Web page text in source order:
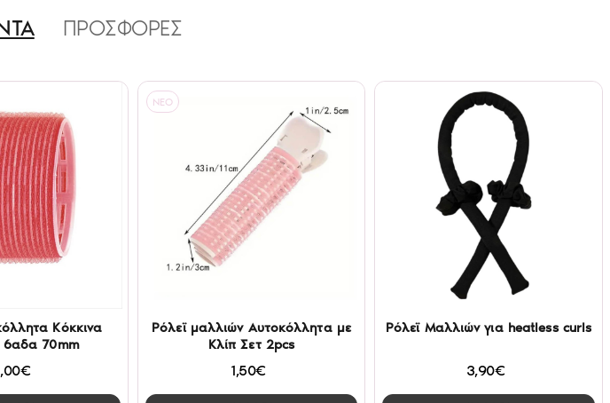
ΠΡΟΣΦΟΡΕΣ
Κόκκινα
70mm
NEO
Ρόλεϊ μαλλιών Αυτοκόλλητα με
Κλίπ Σετ 2pcs
1,50€
Ρόλεϊ Μαλλιών για heatless curls
3,90€